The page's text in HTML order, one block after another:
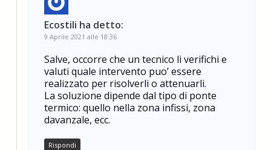
Ecostili ha detto:
9 Aprile 2021 alle 18:36
Salve, occorre che un tecnico li verifichi e
valuti quale intervento puo’ essere
realizzato per risolverli o attenuarli.
La soluzione dipende dal tipo di ponte
termico: quello nella zona infissi, zona
davanzale, ecc.
Rispondi